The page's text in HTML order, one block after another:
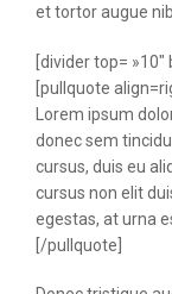
et tortor augue
[divider top= »10″
[pullquote
Lorem ipsum
donec sem
cursus, duis eu
cursus non elit
egestas, at urna
[/pullquote]